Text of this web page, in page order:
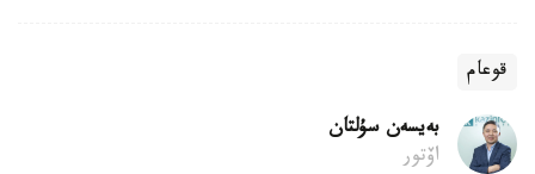
قوعام
بەيسەن سۇلتان
اۆتور